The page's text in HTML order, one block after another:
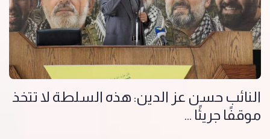
النائب حسن عز الدين: هذه السلطة لا تتخذ
موقفًا جريئًا ...